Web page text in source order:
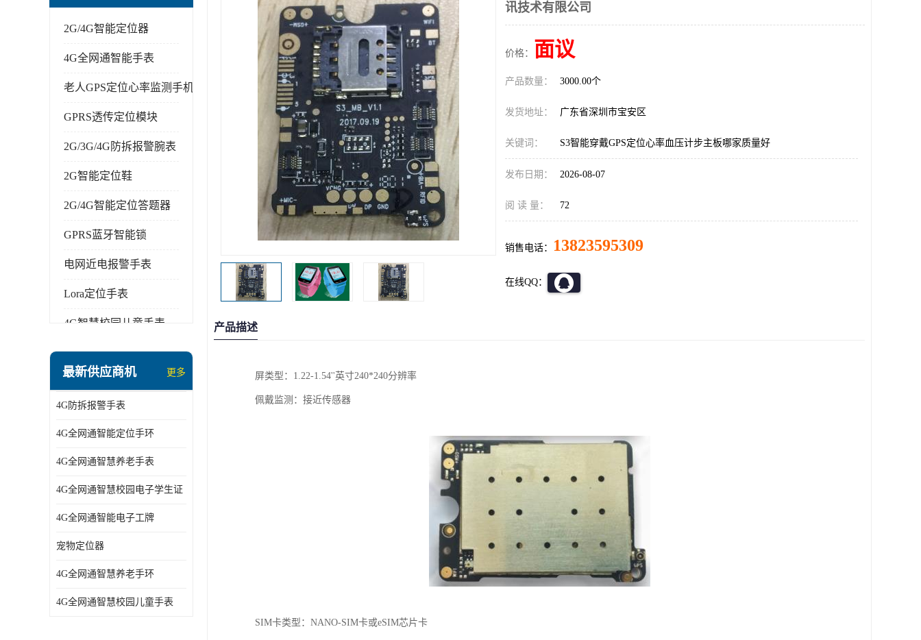
2G/4G智能定位器
4G全网通智能手表
老人GPS定位心率监测手机
GPRS透传定位模块
2G/3G/4G防拆报警腕表
2G智能定位鞋
2G/4G智能定位答题器
GPRS蓝牙智能锁
电网近电报警手表
Lora定位手表
4G智慧校园儿童手表
指静脉识别智能锁
2G/BT4.0智能睡眠带
2G/4G智慧养老手环
最新供应商机 更多
4G防拆报警手表
4G全网通智能定位手环
4G全网通智慧养老手表
4G全网通智慧校园电子学生证
4G全网通智能电子工牌
宠物定位器
4G全网通智慧养老手环
4G全网通智慧校园儿童手表
讯技术有限公司
价格： 面议
产品数量： 3000.00个
发货地址： 广东省深圳市宝安区
关键词： S3智能穿戴GPS定位心率血压计步主板哪家质量好
发布日期： 2026-08-07
阅 读 量： 72
销售电话： 13823595309
在线QQ：
产品描述
屏类型：1.22-1.54''英寸240*240分辨率
佩戴监测：接近传感器
SIM卡类型：NANO-SIM卡或eSIM芯片卡